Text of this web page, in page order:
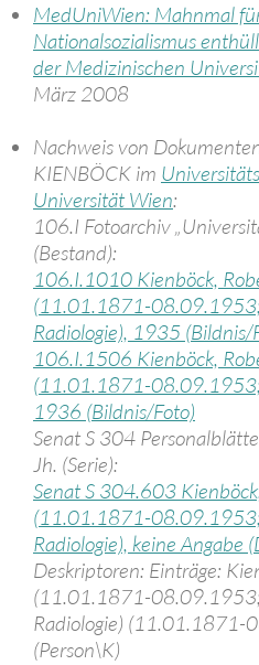
MedUniWien: Mahnmal
Nationalsozialismus
der Medizinischen
März 2008
Nachweis von
KIENBÖCK im
Universität Wien:
106.I Fotoarchiv
(Bestand):
106.I.1010 Kienböck,
(11.01.1871-
Radiologie), 1935 (Bildnis/
106.I.1506 Kienböck,
(11.01.1871-08.09.1953;
1936 (Bildnis/Foto)
Senat S 304
Jh. (Serie):
Senat S 304.603
(11.01.1871-
Radiologie), keine Angabe
Deskriptoren: Einträge:
(11.01.1871-
Radiologie) (11.01.1871-
(Person\K)